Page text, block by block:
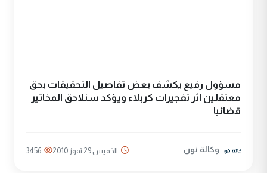
مسؤول رفيع يكشف بعض تفاصيل التحقيقات بحق
معتقلين اثر تفجيرات كربلاء ويؤكد سنلاحق المخاتير
قضائيا
وكالة نون الخميس 29 تموز 2010 3456